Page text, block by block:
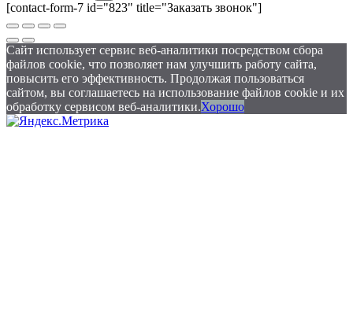
[contact-form-7 id="823" title="Заказать звонок"]
Сайт использует сервис веб-аналитики посредством сбора
файлов cookie, что позволяет нам улучшить работу сайта,
повысить его эффективность. Продолжая пользоваться
сайтом, вы соглашаетесь на использование файлов cookie и их
обработку сервисом веб-аналитики.Хорошо